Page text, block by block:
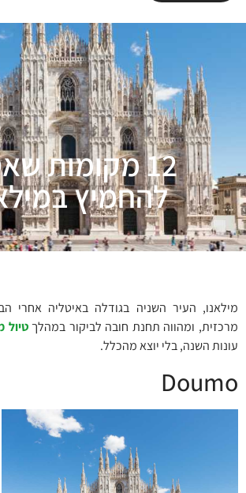
12 מקומות
להחמיץ
מילאנו, העיר השניה בגודלה באיטליה אחרי
מרכזית, ומהווה תחנת חובה לביקור במהלךטיול
עונות השנה, בלי יוצא מהכלל.
Doumo